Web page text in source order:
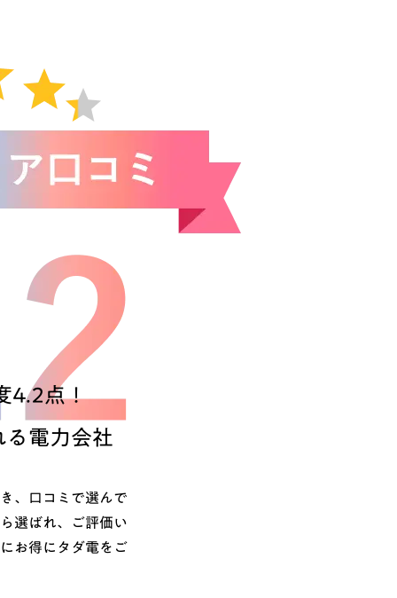
4.2点！
る電力会社
、口コミで選んで
選ばれ、ご評価い
お得にタダ電をご